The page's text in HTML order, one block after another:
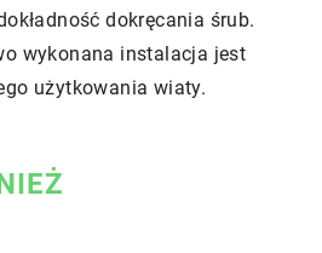
dokręcania śrub.
wykonana instalacja jest
użytkowania wiaty.